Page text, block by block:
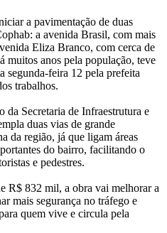
a pavimentação de duas
a avenida Brasil, com mais
Eliza Branco, com cerca de
muitos anos pela população, teve
segunda-feira 12 pela prefeita
trabalhos.
Secretaria de Infraestrutura e
duas vias de grande
da região, já que ligam áreas
do bairro, facilitando o
e pedestres.
R$ 832 mil, a obra vai melhorar a
mais segurança no tráfego e
quem vive e circula pela